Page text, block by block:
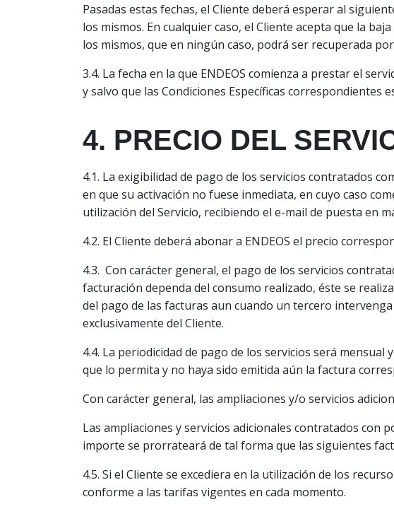
Pasadas estas fechas, el Cliente deberá esperar al
los mismos. En cualquier caso, el Cliente acepta que la
los mismos, que en ningún caso, podrá ser recuperada
3.4. La fecha en la que ENDEOS comienza a prestar el
y salvo que las Condiciones Específicas
4. PRECIO DEL
4.1. La exigibilidad de pago de los servicios contratados
en que su activación no fuese inmediata, en cuyo caso
utilización del Servicio, recibiendo el e-mail de puesta en
4.2. El Cliente deberá abonar a ENDEOS el precio
4.3. Con carácter general, el pago de los servicios
facturación dependa del consumo realizado, éste se
del pago de las facturas aun cuando un tercero
exclusivamente del Cliente.
4.4. La periodicidad de pago de los servicios será
que lo permita y no haya sido emitida aún la factura
Con carácter general, las ampliaciones y/o servicios
Las ampliaciones y servicios adicionales contratados
importe se prorrateará de tal forma que las siguientes
4.5. Si el Cliente se excediera en la utilización de los
conforme a las tarifas vigentes en cada momento.